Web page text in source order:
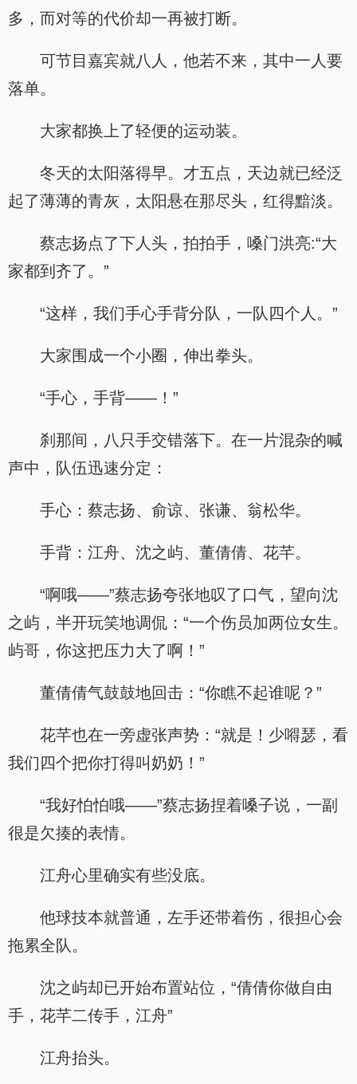
多，而对等的代价却一再被打断。
可节目嘉宾就八人，他若不来，其中一人要
落单。
大家都换上了轻便的运动装。
冬天的太阳落得早。才五点，天边就已经泛
起了薄薄的青灰，太阳悬在那尽头，红得黯淡。
蔡志扬点了下人头，拍拍手，嗓门洪亮:“大
家都到齐了。”
“这样，我们手心手背分队，一队四个人。”
大家围成一个小圈，伸出拳头。
“手心，手背——！”
刹那间，八只手交错落下。在一片混杂的喊
声中，队伍迅速分定：
手心：蔡志扬、俞谅、张谦、翁松华。
手背：江舟、沈之屿、董倩倩、花芊。
“啊哦——”蔡志扬夸张地叹了口气，望向沈
之屿，半开玩笑地调侃：“一个伤员加两位女生。
屿哥，你这把压力大了啊！”
董倩倩气鼓鼓地回击：“你瞧不起谁呢？”
花芊也在一旁虚张声势：“就是！少嘚瑟，看
我们四个把你打得叫奶奶！”
“我好怕怕哦——”蔡志扬捏着嗓子说，一副
很是欠揍的表情。
江舟心里确实有些没底。
他球技本就普通，左手还带着伤，很担心会
拖累全队。
沈之屿却已开始布置站位，“倩倩你做自由
手，花芊二传手，江舟”
江舟抬头。